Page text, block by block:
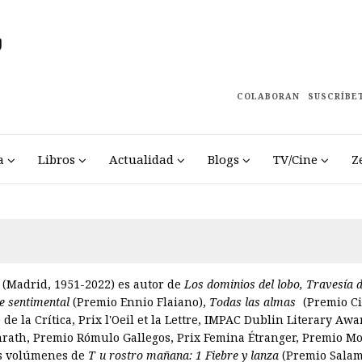
COLABORAN
Libros Actualidad Blogs TV/Cine
(Madrid, 1951-2022) es autor deLos dominios del lobo, Travesía
sentimental (Premio Ennio Flaiano), Todas las almas (Premio
de la Crítica, Prix l'Oeil et la Lettre, IMPAC Dublin Literary
Premio Rómulo Gallegos, Prix Femina Étranger, Premio
volúmenes de T u rostro mañana: 1 Fiebre y lanza (Premio